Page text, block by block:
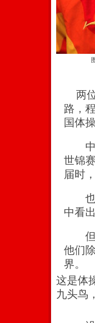
两位
路，
国体
中国
世锦
届时
也许
中看
但对
他们
界。
这是体
九头鸟